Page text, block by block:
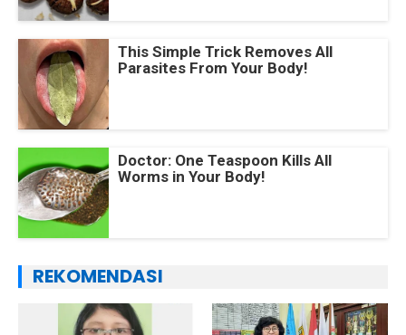
This Simple Trick Removes All
Parasites From Your Body!
Doctor: One Teaspoon Kills All
Worms in Your Body!
REKOMENDASI